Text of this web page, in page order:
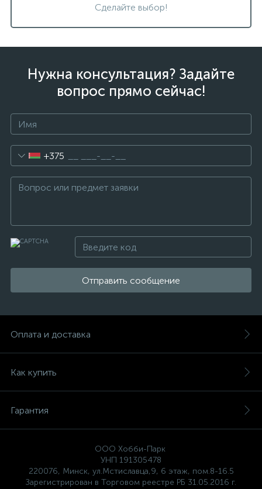
Сделайте выбор!
Нужна консультация? Задайте
вопрос прямо сейчас!
+375
Отправить сообщение
Оплата и доставка
Как купить
Гарантия
ООО Хобби-Парк
УНП 191305478
220076, Минск, ул.Мстиславца,9, 6 этаж, пом.8-16.5
Зарегистрирован в Торговом реестре РБ 31.05.2016 г.